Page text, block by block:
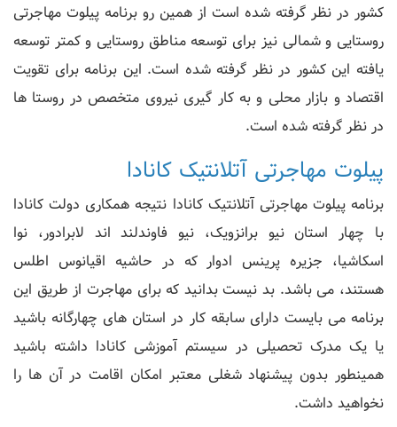
کشور در نظر گرفته شده است از همین رو برنامه پیلوت مهاجرتی
روستایی و شمالی نیز برای توسعه مناطق روستایی و کمتر توسعه
یافته این کشور در نظر گرفته شده است. این برنامه برای تقویت
اقتصاد و بازار محلی و به کار گیری نیروی متخصص در روستا ها
در نظر گرفته شده است.
پیلوت مهاجرتی آتلانتیک کانادا
برنامه پیلوت مهاجرتی آتلانتیک کانادا نتیجه همکاری دولت کانادا
با چهار استان نیو برانزویک، نیو فاوندلند اند لابرادور، نوا
اسکاشیا، جزیره پرینس ادوار که در حاشیه اقیانوس اطلس
هستند، می باشد. بد نیست بدانید که برای مهاجرت از طریق این
برنامه می بایست دارای سابقه کار در استان های چهارگانه باشید
یا یک مدرک تحصیلی در سیستم آموزشی کانادا داشته باشید
همینطور بدون پیشنهاد شغلی معتبر امکان اقامت در آن ها را
نخواهید داشت.